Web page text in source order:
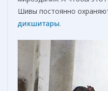
Шивы постоянно
дикшитары.